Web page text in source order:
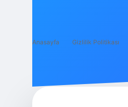
Anasayfa Gizlilik Politikası